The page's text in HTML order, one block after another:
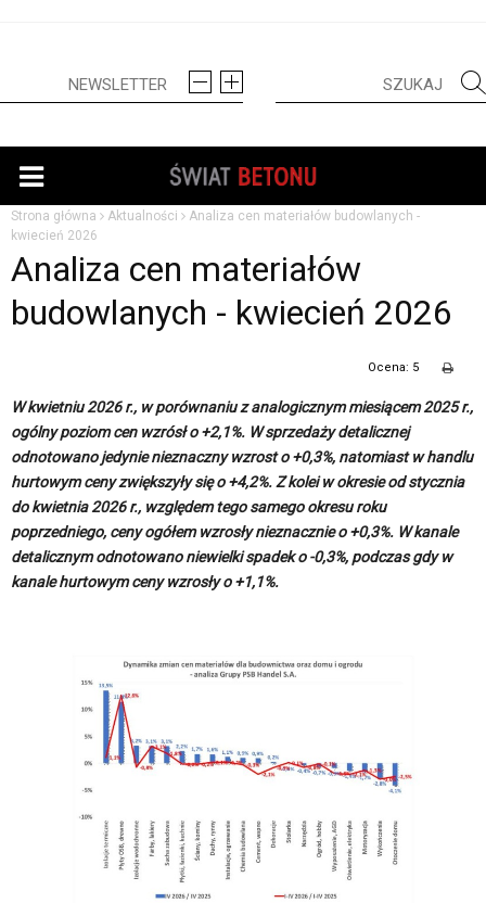
Strona główna Aktualności
Analiza cen materiałów budowlanych -
kwiecień 2026
Analiza cen materiałów
budowlanych - kwiecień 2026
Ocena: 5
W kwietniu 2026 r., w porównaniu z analogicznym miesiącem 2025 r.,
ogólny poziom cen wzrósł o +2,1%. W sprzedaży detalicznej
odnotowano jedynie nieznaczny wzrost o +0,3%, natomiast w handlu
hurtowym ceny zwiększyły się o +4,2%. Z kolei w okresie od stycznia
do kwietnia 2026 r., względem tego samego okresu roku
poprzedniego, ceny ogółem wzrosły nieznacznie o +0,3%. W kanale
detalicznym odnotowano niewielki spadek o -0,3%, podczas gdy w
kanale hurtowym ceny wzrosły o +1,1%.